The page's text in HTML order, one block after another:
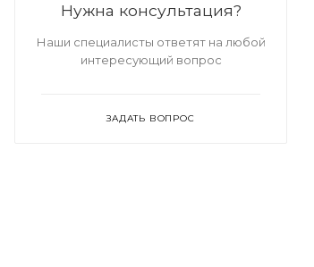
Нужна консультация?
Наши специалисты ответят на любой
интересующий вопрос
ЗАДАТЬ ВОПРОС